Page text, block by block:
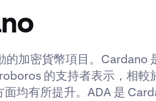
的加密貨幣項目。Cardano
的支持者表示，相
均有所提升。ADA 是